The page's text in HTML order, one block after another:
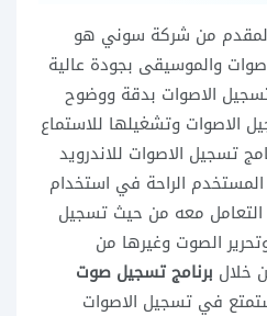
من شركة سوني هو
والموسيقى بجودة عالية
الاصوات بدقة ووضوح
الاصوات وتشغيلها للاستماع
تسجيل الاصوات للاندرويد
الراحة في استخدام
معه من حيث تسجيل
الصوت وغيرها من
خلال برنامج تسجيل صوت
في تسجيل الاصوات